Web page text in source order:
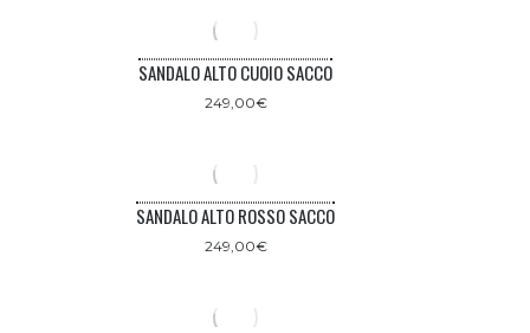
SANDALO ALTO CUOIO SACCO
249,00€
SANDALO ALTO ROSSO SACCO
249,00€